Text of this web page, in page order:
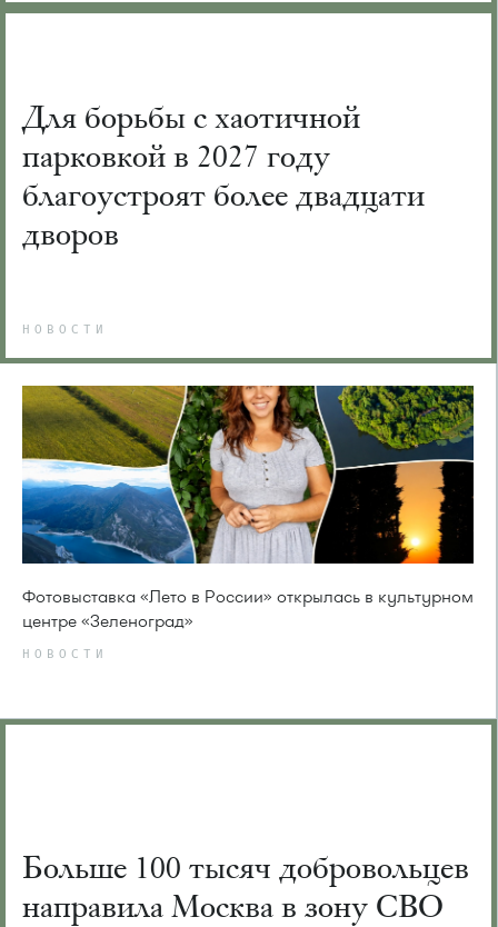
Для борьбы с хаотичной
парковкой в 2027 году
благоустроят более двадцати
дворов
НОВОСТИ
Фотовыставка «Лето в России» открылась в культурном
центре «Зеленоград»
НОВОСТИ
Больше 100 тысяч добровольцев
направила Москва в зону СВО